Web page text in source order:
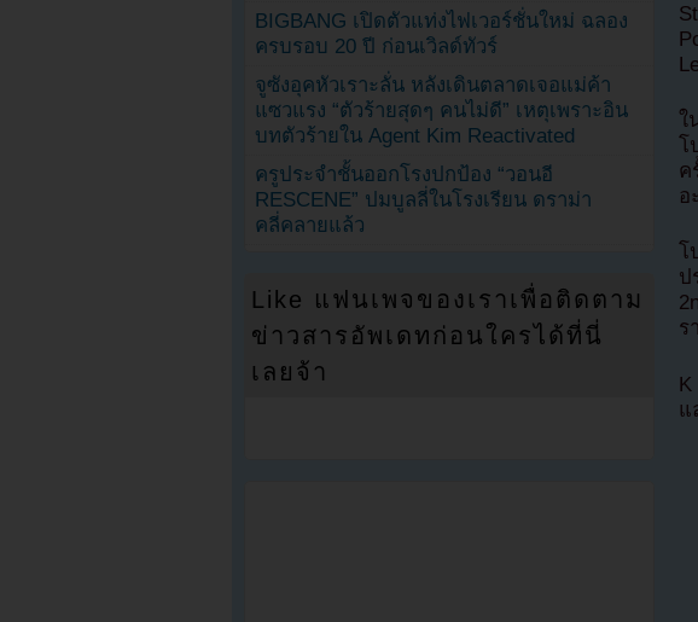
ใ
โ
ค
อ
โ
ป
ร
แ
BIGBANG เปิดตัวแท่งไฟเวอร์ชั่นใหม่ ฉลอง
ครบรอบ 20 ปี ก่อนเวิลด์ทัวร์
จูซังอุคหัวเราะลั่น หลังเดินตลาดเจอแม่ค้า
แซวแรง “ตัวร้ายสุดๆ คนไม่ดี” เหตุเพราะอิน
บทตัวร้ายใน Agent Kim Reactivated
ครูประจำชั้นออกโรงปกป้อง “วอนอี
RESCENE” ปมบูลลี่ในโรงเรียน ดราม่า
คลี่คลายแล้ว
Like แฟนเพจของเราเพื่อติดตาม
ข่าวสารอัพเดทก่อนใครได้ที่นี่
เลยจ้า